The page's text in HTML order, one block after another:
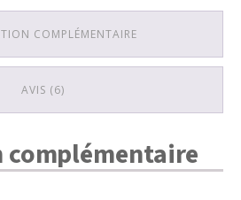
COMPLÉMENTAIRE
AVIS (6)